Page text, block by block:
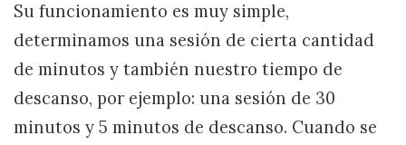
Su funcionamiento es muy simple,
determinamos una sesión de cierta cantidad
de minutos y también nuestro tiempo de
descanso, por ejemplo: una sesión de 30
minutos y 5 minutos de descanso. Cuando se